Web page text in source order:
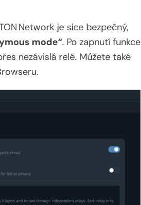
Network je sice bezpečný,
mode“. Po zapnutí funkce
nezávislá relé. Můžete také